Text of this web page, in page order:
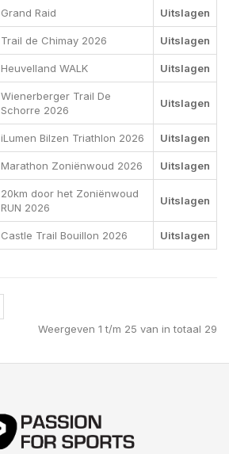
Grand Raid Uitslagen
Trail de Chimay 2026 Uitslagen
Heuvelland WALK Uitslagen
Wienerberger Trail De
Schorre 2026
Uitslagen
iLumen Bilzen Triathlon 2026 Uitslagen
Marathon Zoniënwoud 2026 Uitslagen
20km door het Zoniënwoud
RUN 2026
Uitslagen
Castle Trail Bouillon 2026 Uitslagen
Weergeven 1 t/m 25 van in totaal 29